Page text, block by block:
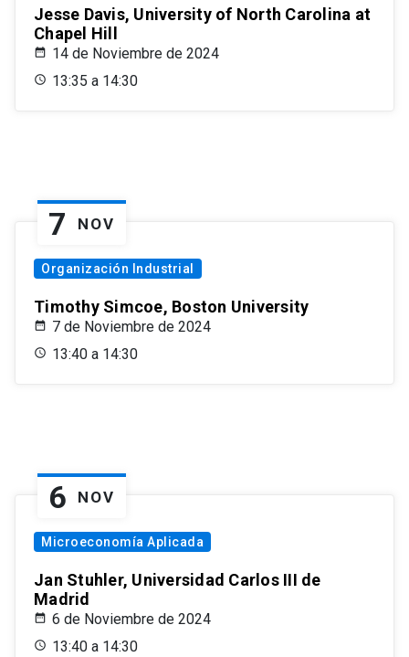
Jesse Davis, University of North Carolina at
Chapel Hill
14 de Noviembre de 2024
13:35 a 14:30
7 NOV
Organización Industrial
Timothy Simcoe, Boston University
7 de Noviembre de 2024
13:40 a 14:30
6 NOV
Microeconomía Aplicada
Jan Stuhler, Universidad Carlos III de
Madrid
6 de Noviembre de 2024
13:40 a 14:30